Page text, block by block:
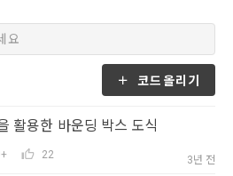
를 이용하여 설정한 가상의 영업장
웹사이트를 말한다.
교육”, “인재풀 등록” 등 사이트에서
한다. 그 외 "회사"가 운영하는 사이
료를 DB화하여 각각의 목적에 맞게
제공하는 서비스를 포함한다.
공유(‘위탁 또는 제공’)하며, 이용목
떻게 파기 하는지 등 ‘개인정보의 한
하게 제공합니다.
과 절차로 행사할 수 있는지를 알려
(부모 등)이 만14세 미만 아동의 개
리를 행사할 수 있는지도 함께 안내
맞춤형 상품 추천 등의 마케팅 정보
.
항에 의해 선택정보 사항에 대해서
비스 이용에 제한되지 않습니다.
코드올리기
활용한 바운딩 박스 도식
22 3년 전